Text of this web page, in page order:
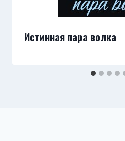
Истинная пара волка